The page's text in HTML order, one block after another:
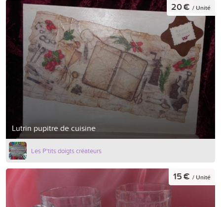
Lutrin pupitre de cuisine
20 € / Unité
Les P'tits doigts créateurs
15 € / Unité